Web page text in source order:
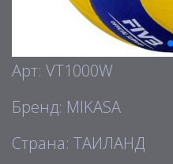
Арт: VT1000W
Бренд: MIKASA
Страна: ТАИЛАНД